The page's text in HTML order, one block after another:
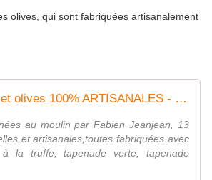
olives, qui sont fabriquées artisanalement
Nos Tapenades et olives 100% ARTISANALES - OLIVERAIE JEANJEAN - MOULIN DES COSTIERES NIMES
au moulin par Fabien Jeanjean, 13
et artisanales,toutes fabriquées avec
à la truffe, tapenade verte, tapenade